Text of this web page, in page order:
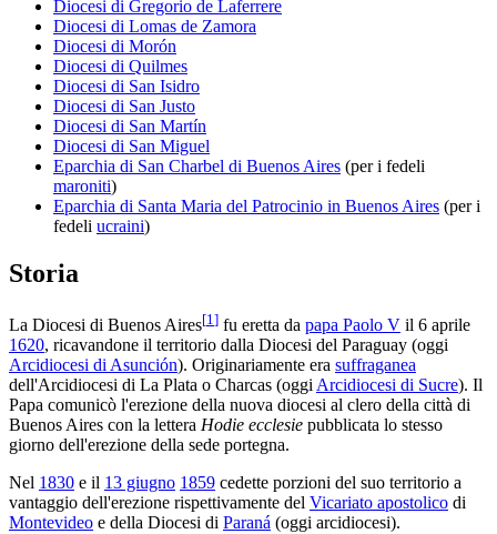
Diocesi di Gregorio de Laferrere
Diocesi di Lomas de Zamora
Diocesi di Morón
Diocesi di Quilmes
Diocesi di San Isidro
Diocesi di San Justo
Diocesi di San Martín
Diocesi di San Miguel
Eparchia di San Charbel di Buenos Aires (per i fedeli
maroniti)
Eparchia di Santa Maria del Patrocinio in Buenos Aires (per i
fedeli ucraini)
Storia
La Diocesi di Buenos Aires[1 ] fu eretta da papa Paolo V il 6 aprile
1620, ricavandone il territorio dalla Diocesi del Paraguay (oggi
Arcidiocesi di Asunción). Originariamente era suffraganea
dell'Arcidiocesi di La Plata o Charcas (oggi Arcidiocesi di Sucre). Il
Papa comunicò l'erezione della nuova diocesi al clero della città di
Buenos Aires con la lettera Hodie ecclesie pubblicata lo stesso
giorno dell'erezione della sede portegna.
Nel 1830 e il 13 giugno 1859 cedette porzioni del suo territorio a
vantaggio dell'erezione rispettivamente del Vicariato apostolico di
Montevideo e della Diocesi di Paraná (oggi arcidiocesi).